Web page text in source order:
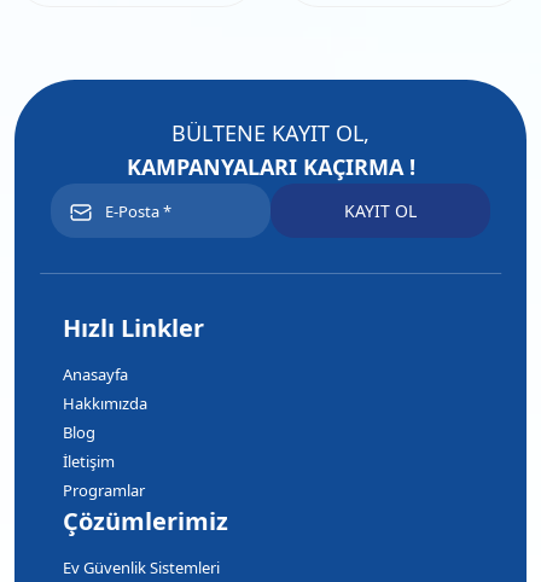
BÜLTENE KAYIT OL,
KAMPANYALARI KAÇIRMA !
Hızlı Linkler
Anasayfa
Hakkımızda
Blog
İletişim
Programlar
Çözümlerimiz
Ev Güvenlik Sistemleri